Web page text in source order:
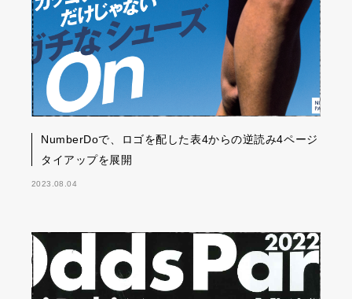
NumberDoで、ロゴを配した表4からの逆読み4ページ
タイアップを展開
2023.08.04